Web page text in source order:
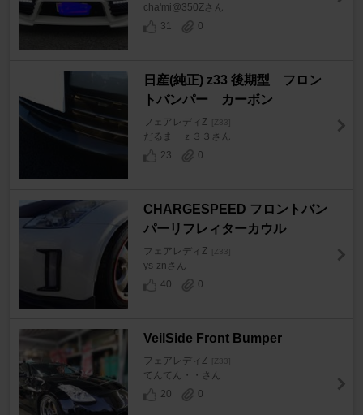
cha'mi@350Zさん
31
0
日産(純正) z33 後期型 フロン
トバンパー カーボン
フェアレディZ [Z33]
だるま ｚ３３さん
23
0
CHARGESPEED フロントバン
パーリフレィターカウル
フェアレディZ [Z33]
ys-znさん
40
0
VeilSide Front Bumper
フェアレディZ [Z33]
てんてん・・さん
20
0